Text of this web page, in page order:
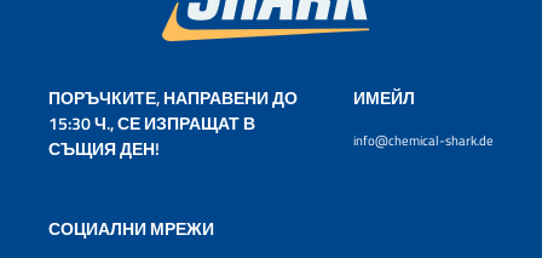
ПОРЪЧКИТЕ, НАПРАВЕНИ ДО
15:30 Ч., СЕ ИЗПРАЩАТ В
СЪЩИЯ ДЕН!
ИМЕЙЛ
info@chemical-shark.de
СОЦИАЛНИ МРЕЖИ